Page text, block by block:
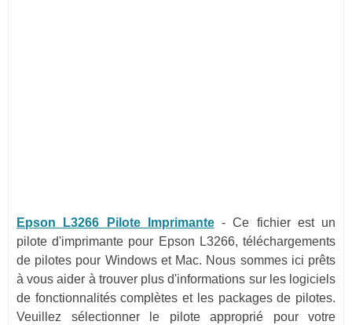
Epson L3266 Pilote Imprimante-Ce fichier est un
pilote d'imprimante pour Epson L3266, téléchargements
de pilotes pour Windows et Mac. Nous sommes ici prêts
à vous aider à trouver plus d'informations sur les logiciels
de fonctionnalités complètes et les packages de pilotes.
Veuillez sélectionner le pilote approprié pour votre